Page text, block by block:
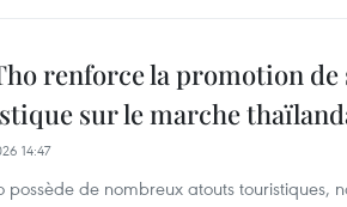
renforce la promotion
sur le marche
14:47
possède de nombreux atouts touristiques,